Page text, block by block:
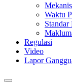
Waktu
Standar
Regulasi
Video
Lapor